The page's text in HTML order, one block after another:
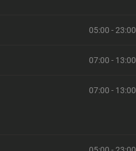
05:00 - 23:00
07:00 - 13:00
07:00 - 13:00